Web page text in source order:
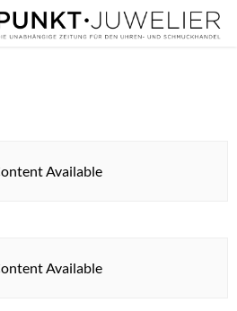
Available
Available